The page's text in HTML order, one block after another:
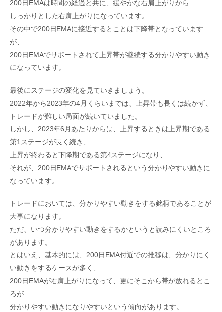
200日EMAは時間の経過と共に、緩やかな右肩上がりから
しっかりとした右肩上がりになっています。
その中で200日EMAに接近するとことは下降帯となっています
が、
200日EMAでサポートされて上昇帯が継続する分かりやすい動き
になっています。
最後にステージの変化を見ていきましょう。
2022年から2023年の4月くらいまでは、上昇帯も長くは続かず、
トレードが難しい局面が続いていました。
しかし、2023年6月あたりからは、上昇するときは上昇期である
第1ステージが長く続き、
上昇が終わると下降期である第4ステージになり、
それが、200日EMAでサポートされるという分かりやすい動きに
なっています。
トレードにおいては、分かりやすい動きをする銘柄であることが
大事になります。
ただ、いつ分かりやすい動きをするかというと読みにくいところ
があります。
とはいえ、基本的には、200日EMA付近での推移は、分かりにく
い動きをするケースが多く、
200日EMAが右肩上がりになって、更にそこから帯が放れるとこ
ろが
分かりやすい動きになりやすいという傾向があります。